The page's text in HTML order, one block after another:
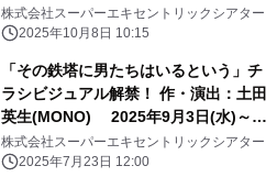
ライシスSOS～奇跡を起こせ！ロウジ
ンジャーズ』 いよいよ今月末開催！
株式会社スーパーエキセントリックシアター
2025年10月8日 10:15
「その鉄塔に男たちはいるという」チ
ラシビジュアル解禁！ 作・演出：土田
英生(MONO) 2025年9月3日(水)～9
日(火) 新宿 THEATER BRATS
株式会社スーパーエキセントリックシアター
2025年7月23日 12:00